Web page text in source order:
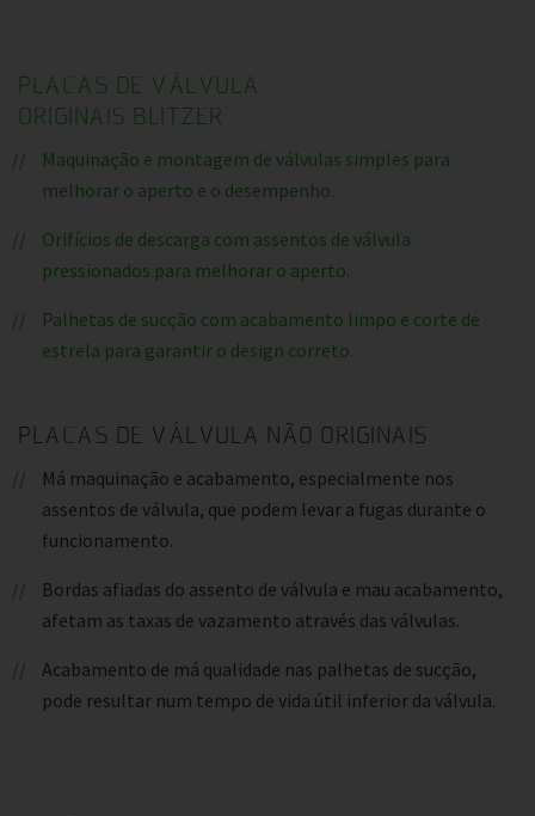
PLACAS DE VÁLVULA
ORIGINAIS BLITZER
Maquinação e montagem de válvulas simples para
melhorar o aperto e o desempenho.
Orifícios de descarga com assentos de válvula
pressionados para melhorar o aperto.
Palhetas de sucção com acabamento limpo e corte de
estrela para garantir o design correto.
PLACAS DE VÁLVULA NÃO ORIGINAIS
Má maquinação e acabamento, especialmente nos
assentos de válvula, que podem levar a fugas durante o
funcionamento.
Bordas afiadas do assento de válvula e mau acabamento,
afetam as taxas de vazamento através das válvulas.
Acabamento de má qualidade nas palhetas de sucção,
pode resultar num tempo de vida útil inferior da válvula.